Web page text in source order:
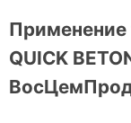
Применение
QUICK